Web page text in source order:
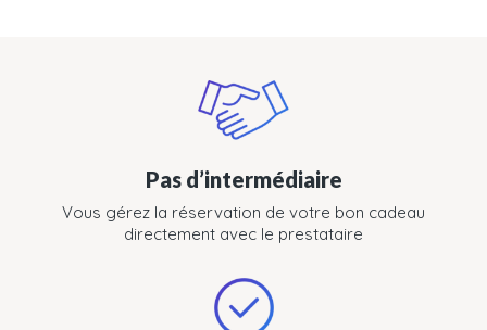
Pas d’intermédiaire
Vous gérez la réservation de votre bon cadeau
directement avec le prestataire